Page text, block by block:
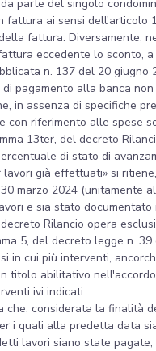
parte del singolo
fattura ai sensi dell'articolo
fattura. Diversamente,
eccedente lo sconto,
n. 137 del 20
pagamento alla banca
in assenza di specifiche
con riferimento alle spese
13ter, del decreto
di stato di
lavori già effettuati» si
marzo 2024 (unitamente
e sia stato
Rilancio opera
5, del decreto legge n.
in cui più interventi,
titolo abilitativo
ivi indicati.
che, considerata la finalità
i quali alla predetta data
lavori siano state